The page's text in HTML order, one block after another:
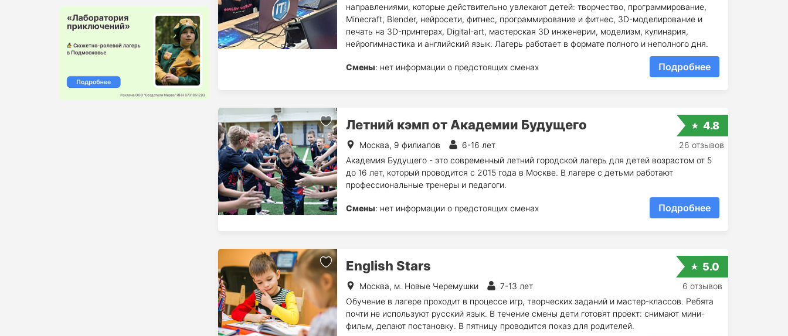
направлениями, которые действительно увлекают детей: творчество, программирование,
Minecraft, Blender, нейросети, фитнес, программирование и фитнес, 3D-моделирование и
печать на 3D-принтерах, Digital-art, мастерская 3D инженерии, моделизм, кулинария,
нейрогимнастика и английский язык. Лагерь работает в формате полного и неполного дня.
Смены: нет информации о предстоящих сменах Подробнее
Летний кэмп от Академии Будущего
Москва, 9 филиалов
6-16 лет
Академия Будущего - это современный летний городской лагерь для детей возрастом от 5
до 16 лет, который проводится с 2015 года в Москве. В лагере с детьми работают
профессиональные тренеры и педагоги.
Смены: нет информации о предстоящих сменах Подробнее
4.8
26 отзывов
English Stars
Москва, м. Новые Черемушки
7-13 лет
Обучение в лагере проходит в процессе игр, творческих заданий и мастер-классов. Ребята
почти не используют русский язык. В течение смены дети готовят проект: снимают мини-
фильм, делают постановку. В пятницу проводится показ для родителей.
5.0
6 отзывов